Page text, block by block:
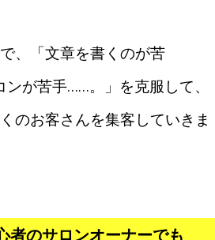
、「文章を書くのが苦
が苦手……。」を克服して、
のお客さんを集客していきま
者のサロンオーナーでも